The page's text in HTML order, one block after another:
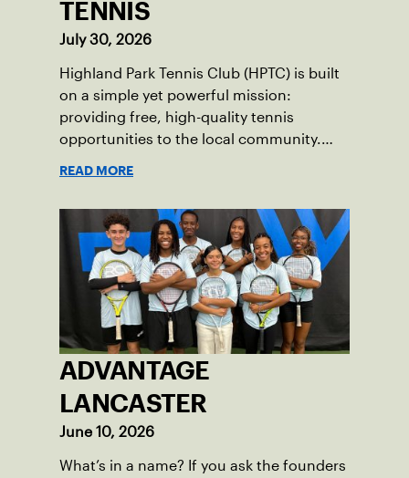
TENNIS
July 30, 2026
Highland Park Tennis Club (HPTC) is built
on a simple yet powerful mission:
providing free, high-quality tennis
opportunities to the local community.
impact across the Pittsburgh region
where people of all ages, backgrounds
and abilities come together through
tennis.
READ MORE
ADVANTAGE
LANCASTER
June 10, 2026
What’s in a name? If you ask the founders